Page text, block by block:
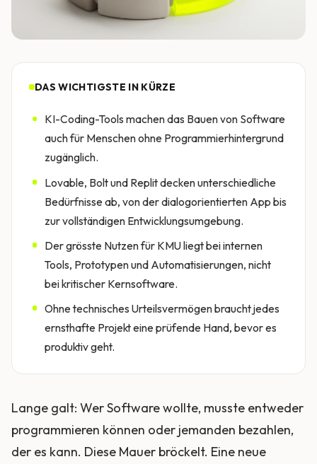
DAS WICHTIGSTE IN KÜRZE
KI-Coding-Tools machen das Bauen von Software
auch für Menschen ohne Programmierhintergrund
zugänglich.
Lovable, Bolt und Replit decken unterschiedliche
Bedürfnisse ab, von der dialogorientierten App bis
zur vollständigen Entwicklungsumgebung.
Der grösste Nutzen für KMU liegt bei internen
Tools, Prototypen und Automatisierungen, nicht
bei kritischer Kernsoftware.
Ohne technisches Urteilsvermögen braucht jedes
ernsthafte Projekt eine prüfende Hand, bevor es
produktiv geht.
Lange galt: Wer Software wollte, musste entweder
programmieren können oder jemanden bezahlen,
der es kann. Diese Mauer bröckelt. Eine neue